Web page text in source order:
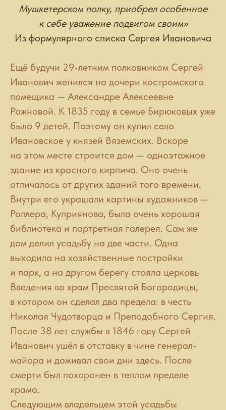
Мушкетерском полку, приобрел особенное
к себе уважение подвигом своим»
Из формулярного списка Сергея Ивановича
Ещё будучи 29-летним полковником Сергей
Иванович женился на дочери костромского
помещика — Александре Алексеевне
Рожновой. К 1835 году в семье Бирюковых уже
было 9 детей. Поэтому он купил село
Ивановское у князей Вяземских. Вскоре
на этом месте строится дом — одноэтажное
здание из красного кирпича. Оно очень
отличалось от других зданий того времени.
Внутри его украшали картины художников —
Роллера, Куприянова, была очень хорошая
библиотека и портретная галерея. Сам же
дом делил усадьбу на две части. Одна
выходила на хозяйственные постройки
и парк, а на другом берегу стояла церковь
Введения во храм Пресвятой Богородицы,
в котором он сделал два предела: в честь
Николая Чудотворца и Преподобного Сергия.
После 38 лет службы в 1846 году Сергей
Иванович ушёл в отставку в чине генерал-
майора и доживал свои дни здесь. После
смерти был похоронен в теплом пределе
храма.
Следующим владельцем этой усадьбы